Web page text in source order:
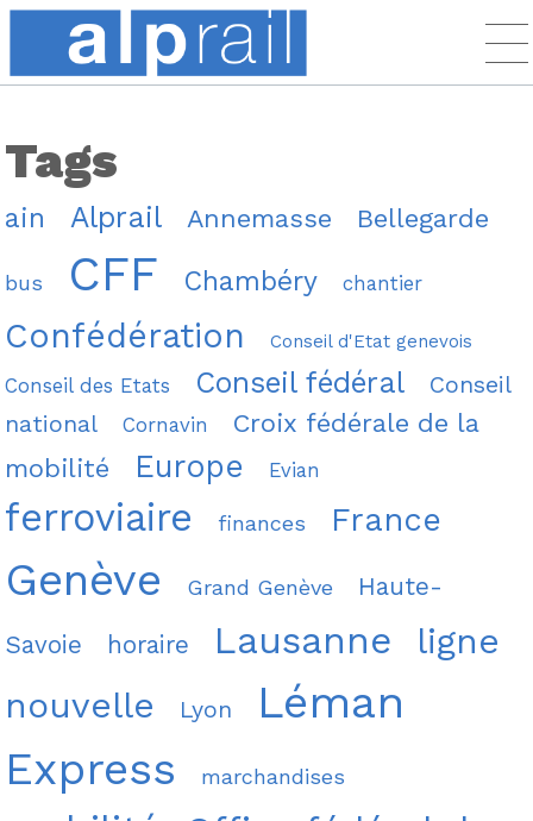
Tags
ain Alprail Annemasse Bellegarde
bus CFF Chambéry chantier
Confédération Conseil d'Etat genevois
Conseil des Etats Conseil fédéral
Conseil
national
Cornavin
Croix fédérale de la
mobilité
Europe Evian
ferroviaire finances France
Genève Grand Genève Haute-
Savoie horaire Lausanne
ligne
nouvelle
Lyon
Léman
Express
marchandises